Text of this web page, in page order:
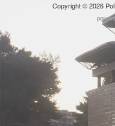
Copyright © 2026